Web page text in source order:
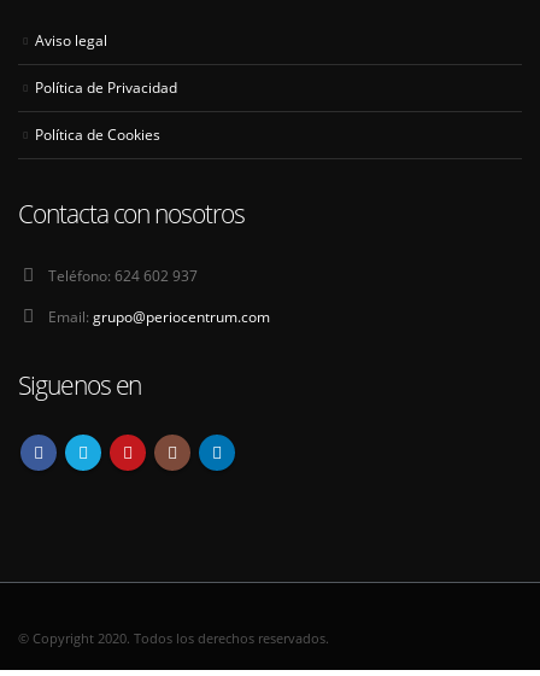
Aviso legal
Política de Privacidad
Política de Cookies
Contacta con nosotros
Teléfono: 624 602 937
Email: grupo@periocentrum.com
Siguenos en
© Copyright 2020. Todos los derechos reservados.